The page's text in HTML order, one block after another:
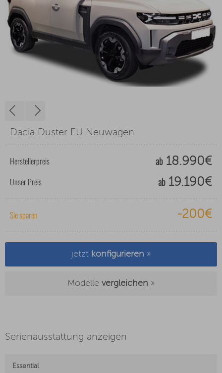
Dacia Duster EU Neuwagen
Herstellerpreis ab18.990€
Unser Preis ab19.190€
Sie sparen -200€
jetzt konfigurieren »
Modelle vergleichen »
Serienausstattung anzeigen
Essential